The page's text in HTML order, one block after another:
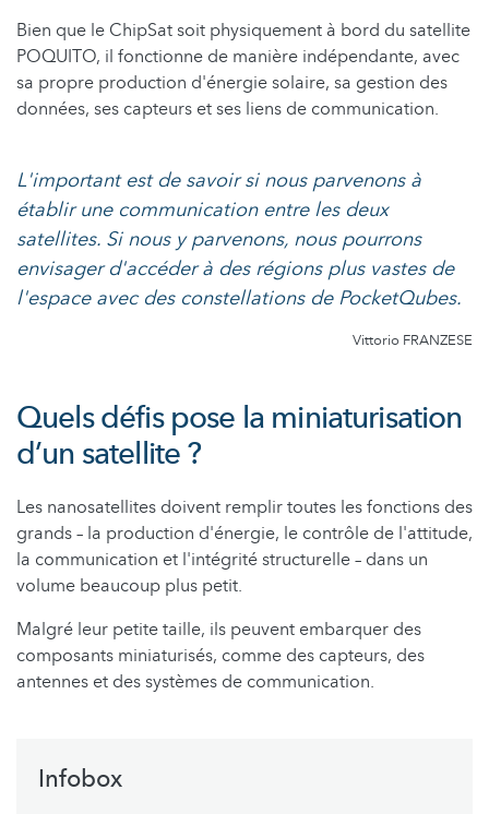
Bien que le ChipSat soit physiquement à bord du satellite
POQUITO, il fonctionne de manière indépendante, avec
sa propre production d'énergie solaire, sa gestion des
données, ses capteurs et ses liens de communication.
L'important est de savoir si nous parvenons à
établir une communication entre les deux
satellites. Si nous y parvenons, nous pourrons
envisager d'accéder à des régions plus vastes de
l'espace avec des constellations de PocketQubes.
Vittorio FRANZESE
Quels défis pose la miniaturisation
d’un satellite ?
Les nanosatellites doivent remplir toutes les fonctions des
grands – la production d'énergie, le contrôle de l'attitude,
la communication et l'intégrité structurelle – dans un
volume beaucoup plus petit.
Malgré leur petite taille, ils peuvent embarquer des
composants miniaturisés, comme des capteurs, des
antennes et des systèmes de communication.
Infobox